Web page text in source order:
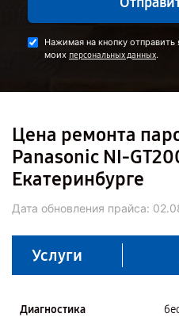
Нажимая на кнопку отправить
моих персональных данных.
Цена ремонта
Panasonic NI-
Екатеринбурге
Дата обновления прайса:
Услуги
Диагностика